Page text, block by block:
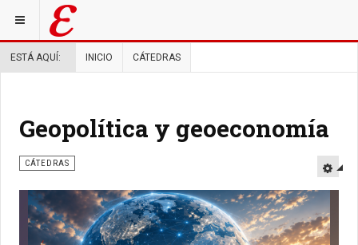
ESTÁ AQUÍ: INICIO CÁTEDRAS
Geopolítica y geoeconomía
CÁTEDRAS